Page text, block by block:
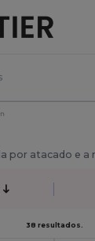
na app!
por atacado e a
38 resultados.